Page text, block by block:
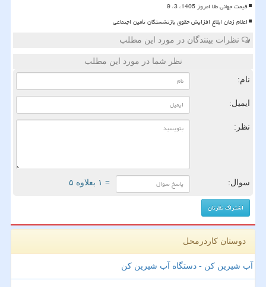
قیمت جهانی طلا امروز 1405، 3، 9
اعلام زمان ابلاغ افزایش حقوق بازنشستگان تأمین اجتماعی
نظرات بینندگان در مورد این مطلب
نظر شما در مورد این مطلب
نام:
ایمیل:
نظر:
سوال: = ۱ بعلاوه ۵
دوستان کاردرمحل
آب شیرین کن - دستگاه آب شیرین کن